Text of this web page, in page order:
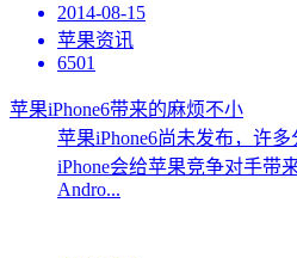
2014-08-15
苹果资讯
6501
苹果iPhone6带来的麻烦不小
苹果iPhone6尚未发布，许
iPhone会给苹果竞争对手带
Andro...